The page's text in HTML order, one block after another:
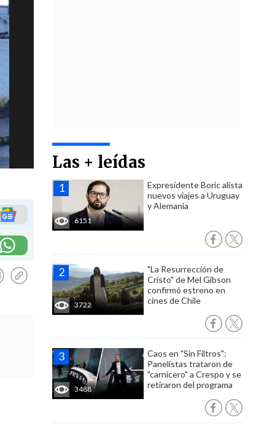
Las + leídas
6151
Expresidente Boric alista
nuevos viajes a Uruguay
y Alemania
3722
"La Resurrección de
Cristo" de Mel Gibson
confirmó estreno en
cines de Chile
3488
Caos en "Sin Filtros":
Panelistas trataron de
"carnicero" a Crespo y se
retiraron del programa